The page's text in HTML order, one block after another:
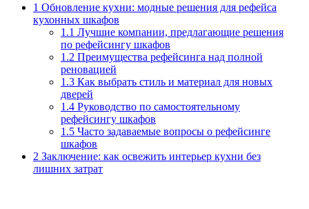
1 Обновление кухни: модные решения для рефейса
кухонных шкафов
1.1 Лучшие компании, предлагающие решения
по рефейсингу шкафов
1.2 Преимущества рефейсинга над полной
реновацией
1.3 Как выбрать стиль и материал для новых
дверей
1.4 Руководство по самостоятельному
рефейсингу шкафов
1.5 Часто задаваемые вопросы о рефейсинге
шкафов
2 Заключение: как освежить интерьер кухни без
лишних затрат